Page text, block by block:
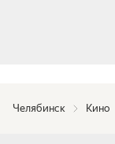
Челябинск Кино